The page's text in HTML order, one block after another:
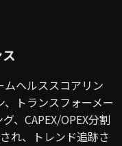
ムヘルススコアリン
トランスフォーメー
、CAPEX/OPEX分割
れ、トレンド追跡さ